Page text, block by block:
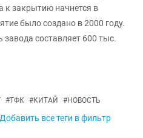
к закрытию начнется в
было создано в 2000 году.
составляет 600 тыс.
#ТФК #КИТАЙ #НОВОСТЬ
все теги в фильтр